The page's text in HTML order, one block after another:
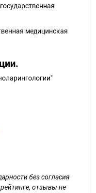
медицинская
без согласия
отзывы не